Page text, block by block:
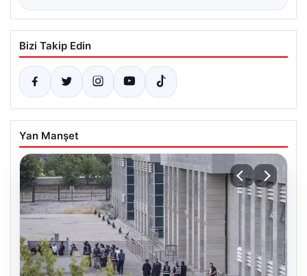
Bizi Takip Edin
Yan Manşet